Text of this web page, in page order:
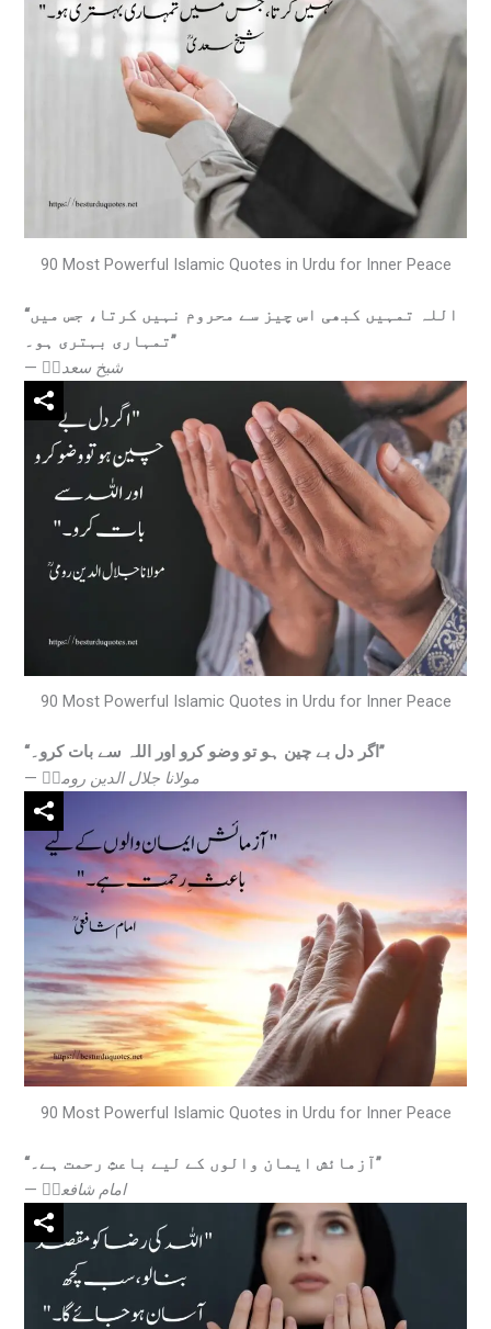
90 Most Powerful Islamic Quotes in Urdu for Inner Peace
“اللہ تمہیں کبھی اس چیز سے محروم نہیں کرتا، جس میں
تمہاری بہتری ہو۔”
— شیخ سعدیؒ
90 Most Powerful Islamic Quotes in Urdu for Inner Peace
“اگر دل بے چین ہو تو وضو کرو اور اللہ سے بات کرو۔”
— مولانا جلال الدین رومیؒ
90 Most Powerful Islamic Quotes in Urdu for Inner Peace
“آزمائش ایمان والوں کے لیے باعثِ رحمت ہے۔”
— امام شافعیؒ